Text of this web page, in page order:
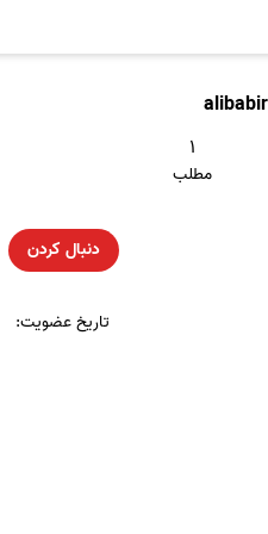
۱
مطلب
دنبال کردن
تاریخ عضویت: